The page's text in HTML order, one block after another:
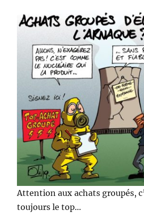
Attention aux achats groupés,
toujours le top…